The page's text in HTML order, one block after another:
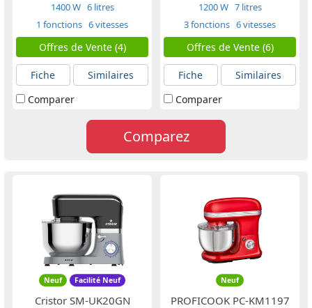
1400 W 6 litres
1 fonctions 6 vitesses
Offres de Vente (4)
Fiche
Similaires
Comparer
1200 W 7 litres
3 fonctions 6 vitesses
Offres de Vente (6)
Fiche
Similaires
Comparer
Comparez
Neuf Facilité Neuf
Cristor SM-UK20GN
Neuf
PROFICOOK PC-KM1197